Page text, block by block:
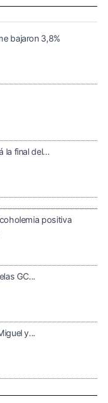
bajaron 3,8%
la final del...
positiva
GC...
y...